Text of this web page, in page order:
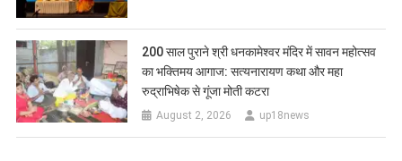
200 साल पुराने श्री धनकामेश्वर मंदिर में सावन महोत्सव
का भक्तिमय आगाज: सत्यनारायण कथा और महा
रुद्राभिषेक से गूंजा मोती कटरा
August 2, 2026 up18news